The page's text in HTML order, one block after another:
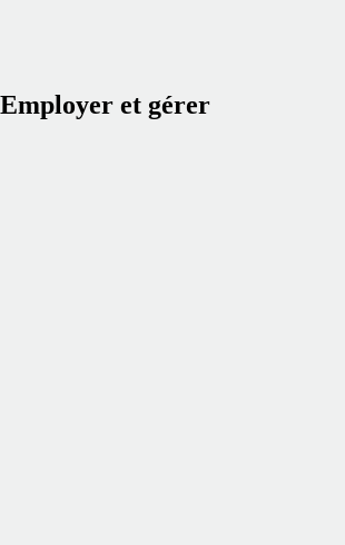
Employer et gérer